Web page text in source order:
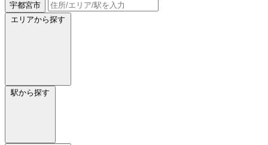
宇都宮市
エリアから探す
駅から探す